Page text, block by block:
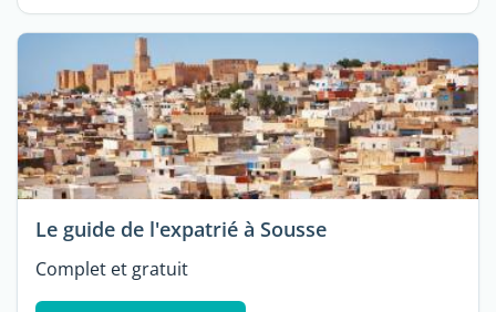
Le guide de l'expatrié à Sousse
Complet et gratuit